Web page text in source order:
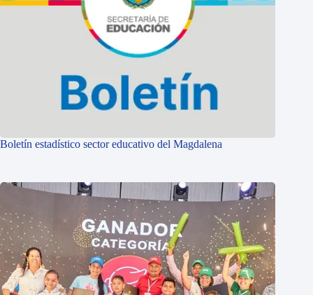
Boletín estadístico sector educativo del Magdalena